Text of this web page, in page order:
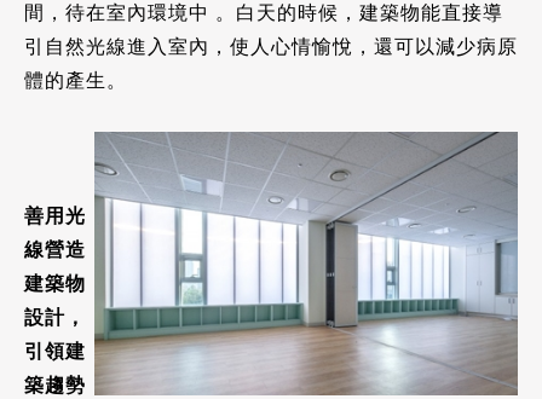
間，待在室內環境中 。白天的時候，建築物能直接導
引自然光線進入室內，使人心情愉悅，還可以減少病原
體的產生。
善用光
線營造
建築物
設計，
引領建
築趨勢